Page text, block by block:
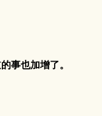
事也加增了。